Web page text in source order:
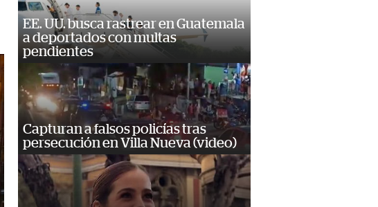
EE. UU. busca rastrear en Guatemala
a deportados con multas
pendientes
Capturan a falsos policías tras
persecución en Villa Nueva (video)